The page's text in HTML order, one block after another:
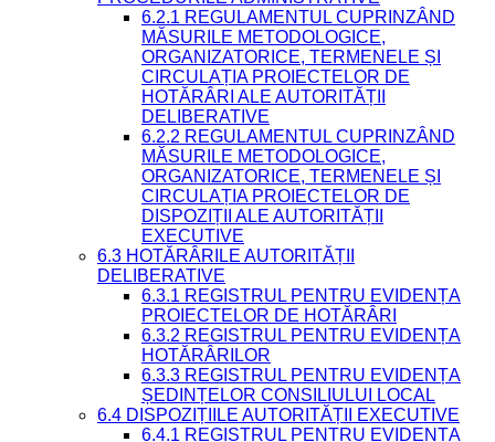
6.2.1 REGULAMENTUL CUPRINZÂND
MĂSURILE METODOLOGICE,
ORGANIZATORICE, TERMENELE ȘI
CIRCULAȚIA PROIECTELOR DE
HOTĂRÂRI ALE AUTORITĂȚII
DELIBERATIVE
6.2.2 REGULAMENTUL CUPRINZÂND
MĂSURILE METODOLOGICE,
ORGANIZATORICE, TERMENELE ȘI
CIRCULAȚIA PROIECTELOR DE
DISPOZIȚII ALE AUTORITĂȚII
EXECUTIVE
6.3 HOTĂRÂRILE AUTORITĂȚII
DELIBERATIVE
6.3.1 REGISTRUL PENTRU EVIDENȚA
PROIECTELOR DE HOTĂRÂRI
6.3.2 REGISTRUL PENTRU EVIDENȚA
HOTĂRÂRILOR
6.3.3 REGISTRUL PENTRU EVIDENȚA
ȘEDINȚELOR CONSILIULUI LOCAL
6.4 DISPOZIȚIILE AUTORITĂȚII EXECUTIVE
6.4.1 REGISTRUL PENTRU EVIDENȚA